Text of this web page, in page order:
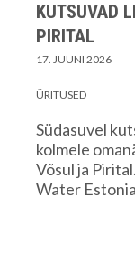
KUTSUVAD
PIRITAL
17. JUUNI 2026
ÜRITUSED
Südasuvel
kolmele
Võsul ja
Water